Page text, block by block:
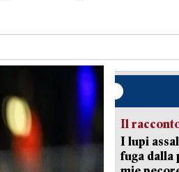
Il
I lupi
fuga dalla